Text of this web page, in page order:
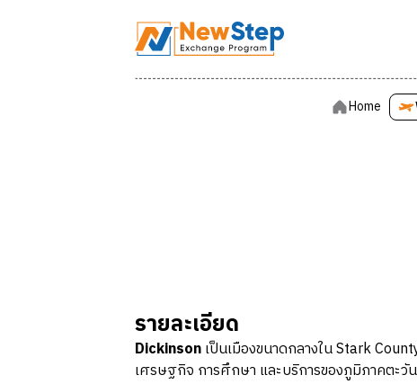
Home
รายละเอียด
Dickinsonเป็นเมืองขนาดกลางใน Stark
เศรษฐกิจ การศึกษา และบริการของภูมิภาคตะ